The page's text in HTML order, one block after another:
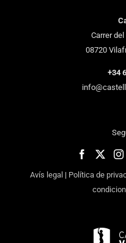
Carrer del
08720
+34
Avís legal | Política de